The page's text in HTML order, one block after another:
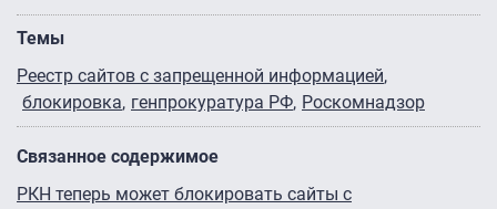
Темы
Реестр сайтов с запрещенной информацией
блокировка генпрокуратура РФ Роскомнадзор
Связанное содержимое
РКН теперь может блокировать сайты с